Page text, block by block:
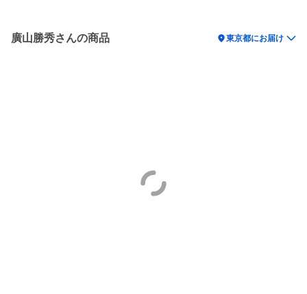
廣山勝秀さんの商品 location_on東京都にお届け